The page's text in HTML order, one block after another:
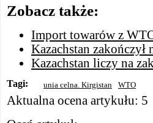
Zobacz także:
Import towarów z
Kazachstan
Kazachstan liczy na
Tagi: unia celna. Kirgistan WTO
Aktualna ocena artykułu: 5